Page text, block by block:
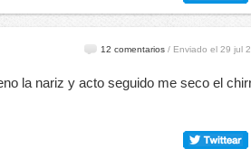
12 comentarios / Enviado el 29 jul
la nariz y acto seguido me seco el